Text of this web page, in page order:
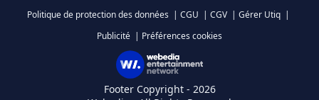
Politique de protection des données | CGU | CGV | Gérer Utiq |
Publicité | Préférences cookies
Footer Copyright - 2026